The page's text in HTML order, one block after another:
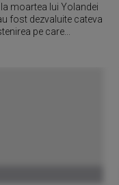
la moartea lui Yolandei
fost dezvaluite cateva
pe care...